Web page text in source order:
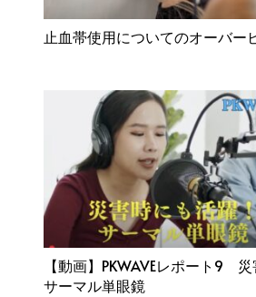
止血帯使用についてのオーバー
【動画】PKWAVEレポート9 災
サーマル単眼鏡